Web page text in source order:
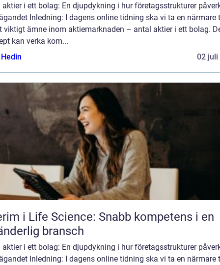
aktier i ett bolag: En djupdykning i hur företagsstrukturer
Inledning: I dagens online tidning ska vi ta en närmare
viktigt ämne inom aktiemarknaden – antal aktier i ett bolag.
kan verka kom...
02 juli
i Life Science: Snabb kompetens i en
bransch
aktier i ett bolag: En djupdykning i hur företagsstrukturer
Inledning: I dagens online tidning ska vi ta en närmare